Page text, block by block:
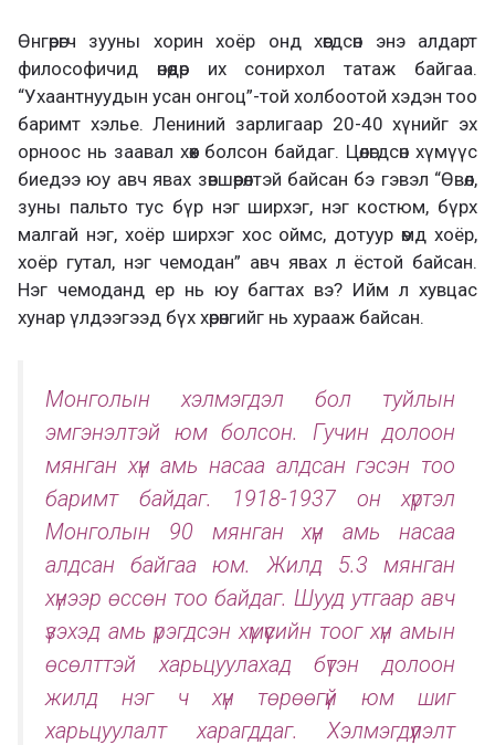
Өнгөрөгч зууны хорин хоёр онд хөөгдсөн энэ алдарт
философичид өнөөдөр их сонирхол татаж байгаа.
“Ухаантнуудын усан онгоц”-той холбоотой хэдэн тоо
баримт хэлье. Лениний зарлигаар 20-40 хүнийг эх
орноос нь заавал хөөх болсон байдаг. Цөлөгдсөн хүмүүс
биедээ юу авч явах зөвшөөрөлтэй байсан бэ гэвэл “Өвөл,
зуны пальто тус бүр нэг ширхэг, нэг костюм, бүрх
малгай нэг, хоёр ширхэг хос оймс, дотуур өмд хоёр,
хоёр гутал, нэг чемодан” авч явах л ёстой байсан.
Нэг чемоданд ер нь юу багтах вэ? Ийм л хувцас
хунар үлдээгээд бүх хөрөнгийг нь хурааж байсан.
Монголын хэлмэгдэл бол туйлын
эмгэнэлтэй юм болсон. Гучин долоон
мянган хүн амь насаа алдсан гэсэн тоо
баримт байдаг. 1918-1937 он хүртэл
Монголын 90 мянган хүн амь насаа
алдсан байгаа юм. Жилд 5.3 мянган
хүнээр өссөн тоо байдаг. Шууд утгаар авч
үзэхэд амь үрэгдсэн хүмүүсийн тоог хүн амын
өсөлттэй харьцуулахад бүтэн долоон
жилд нэг ч хүн төрөөгүй юм шиг
харьцуулалт харагддаг. Хэлмэгдүүлэлт